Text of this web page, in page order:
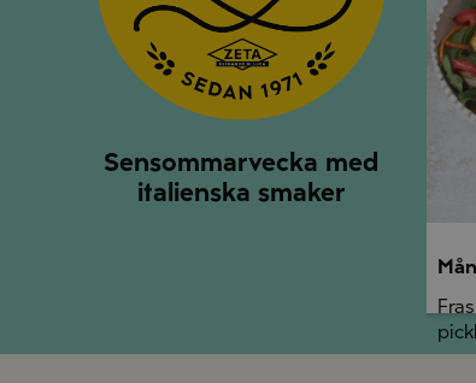
Sensommarvecka med
italienska smaker